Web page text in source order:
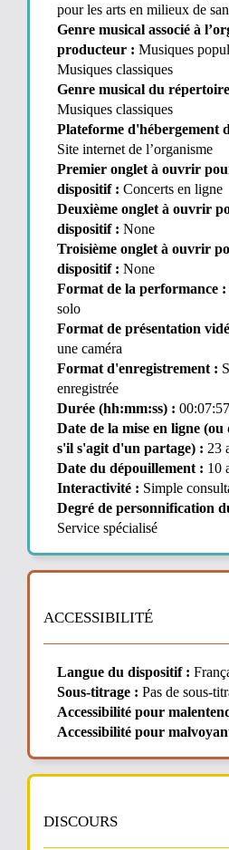
pour les arts en milieux de
Genre musical associé à
producteur : Musiques
Musiques classiques
Genre musical du
Musiques classiques
Plateforme d'hébergement
Site internet de l’organisme
Premier onglet à ouvrir
dispositif : Concerts en ligne
Deuxième onglet à ouvrir
dispositif : None
Troisième onglet à ouvrir
dispositif : None
Format de la performance :
solo
Format de présentation
une caméra
Format d'enregistrement :
enregistrée
Durée (hh:mm:ss) : 00:07:57
Date de la mise en ligne
s'il s'agit d'un partage) : 23
Date du dépouillement : 10
Interactivité : Simple
Degré de personnification
Service spécialisé
ACCESSIBILITÉ
Langue du dispositif :
Sous-titrage : Pas de sous-
Accessibilité pour
Accessibilité pour
DISCOURS